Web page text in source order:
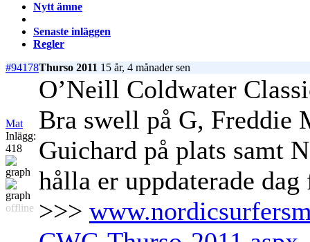
Nytt ämne
Senaste inläggen
Regler
#94178Thurso 2011 15 år, 4 månader sen
Mat
Inlägg:
418
offline
O’Neill Coldwater
Bra swell på G, Freddie
Guichard på plats samt
hålla er uppdaterade
>>>